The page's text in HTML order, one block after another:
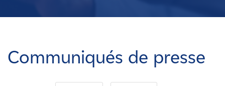
Carrières
Communiqués de presse